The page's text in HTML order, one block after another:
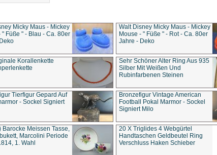
Micky Maus - Mickey
" Füße " - Blau - Ca. 80er
Walt Disney Micky Maus - Mickey
Mouse - " Füße " - Rot - Ca. 80er
Jahre - Deko
Korallenkette
Sehr Schöner Alter Ring Aus 935
Silber Mit Weißen Und
Rubinfarbenen Steinen
Tierfigur Gepard Auf
- Sockel Signiert
Bronzefigur Vintage American
Football Pokal Marmor - Sockel
Signiert Milo
Barocke Meissen Tasse,
Marcolini Periode
1. Wahl
20 X Triglides 4 Webgürtel
Handtaschen Geldbeutel Ring
Verschluss Haken Schieber